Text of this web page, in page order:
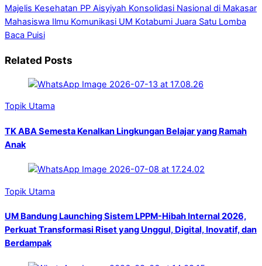
Majelis Kesehatan PP Aisyiyah Konsolidasi Nasional di Makasar
Mahasiswa Ilmu Komunikasi UM Kotabumi Juara Satu Lomba
Baca Puisi
Related Posts
Topik Utama
TK ABA Semesta Kenalkan Lingkungan Belajar yang Ramah
Anak
Topik Utama
UM Bandung Launching Sistem LPPM-Hibah Internal 2026,
Perkuat Transformasi Riset yang Unggul, Digital, Inovatif, dan
Berdampak